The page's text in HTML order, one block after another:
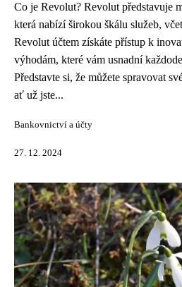
Co je Revolut? Revolut představuje
která nabízí širokou škálu služeb,
Revolut účtem získáte přístup k
výhodám, které vám usnadní
Představte si, že můžete spravovat
ať už jste...
Bankovnictví a účty
27. 12. 2024